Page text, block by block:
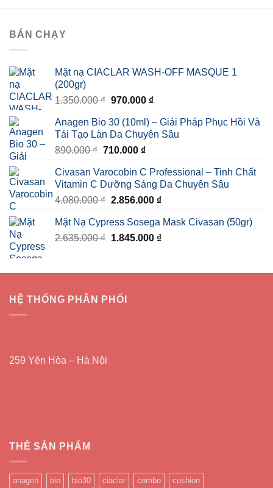
BÁN CHẠY
Mặt nạ CIACLAR WASH-OFF MASQUE 1
(200gr)
1.350.000₫ Giá
là:
1.350.000 ₫.
970.000 ₫Giá
tại
là:
Anagen Bio 30 (10ml) – Giải Pháp Phục Hồi Và
Tái Tạo Làn Da Chuyên Sâu
890.000₫ Giá
là:
890.000 ₫.
710.000 ₫Giá
tại
là:
710.000 ₫.
Civasan Varocobin C Professional – Tinh Chất
Vitamin C Dưỡng Sáng Da Chuyên Sâu
4.080.000₫ Giá
là:
4.080.000 ₫.
2.856.000 ₫Giá
tại
là:
Mặt Nạ Cypress Sosega Mask Civasan (50gr)
2.635.000₫ Giá
2.635.000 ₫.
1.845.000 ₫Giá
là:
HỆ THỐNG PHÂN PHỐI
259 Yên Hòa – Hà Nội
THẺ SẢN PHẨM
anagen bio bio30 ciaclar combo cushion